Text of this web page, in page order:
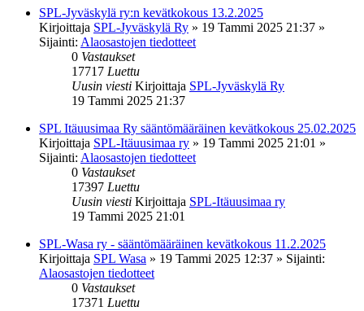
SPL-Jyväskylä ry:n kevätkokous 13.2.2025
Kirjoittaja SPL-Jyväskylä Ry » 19 Tammi 2025 21:37 »
Sijainti: Alaosastojen tiedotteet
0 Vastaukset
17717 Luettu
Uusin viesti Kirjoittaja SPL-Jyväskylä Ry
19 Tammi 2025 21:37
SPL Itäuusimaa Ry sääntömääräinen kevätkokous 25.02.2025
Kirjoittaja SPL-Itäuusimaa ry » 19 Tammi 2025 21:01 »
Sijainti: Alaosastojen tiedotteet
0 Vastaukset
17397 Luettu
Uusin viesti Kirjoittaja SPL-Itäuusimaa ry
19 Tammi 2025 21:01
SPL-Wasa ry - sääntömääräinen kevätkokous 11.2.2025
Kirjoittaja SPL Wasa » 19 Tammi 2025 12:37 » Sijainti:
Alaosastojen tiedotteet
0 Vastaukset
17371 Luettu